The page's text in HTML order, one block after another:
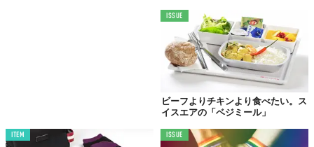
ISSUE
ビーフよりチキンより食べたい。ス
イスエアの「ベジミール」
ITEM ISSUE